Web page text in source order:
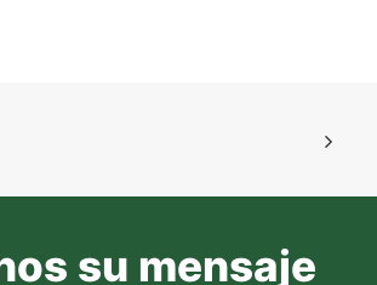
su mensaje